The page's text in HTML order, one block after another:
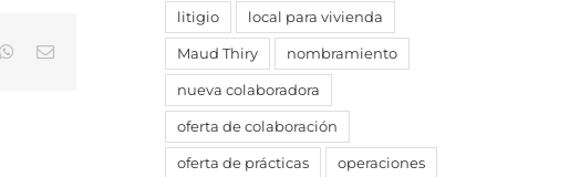
WhatsApp
Correo
litigio local para vivienda
Maud Thiry nombramiento
nueva colaboradora
oferta de colaboración
oferta de prácticas operaciones